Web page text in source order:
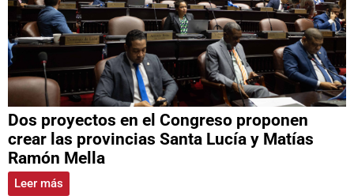
Dos proyectos en el Congreso proponen
crear las provincias Santa Lucía y Matías
Ramón Mella
Leer más